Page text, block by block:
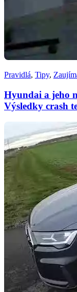
Pravidlá, Tipy,
Hyundai a jeho
Výsledky crash